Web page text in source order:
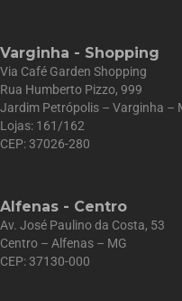
Varginha - Shopping
Via Café Garden Shopping
Rua Humberto Pizzo, 999
Jardim Petrópolis – Varginha –
Lojas: 161/162
CEP: 37026-280
Alfenas - Centro
Av. José Paulino da Costa, 53
Centro – Alfenas – MG
CEP: 37130-000